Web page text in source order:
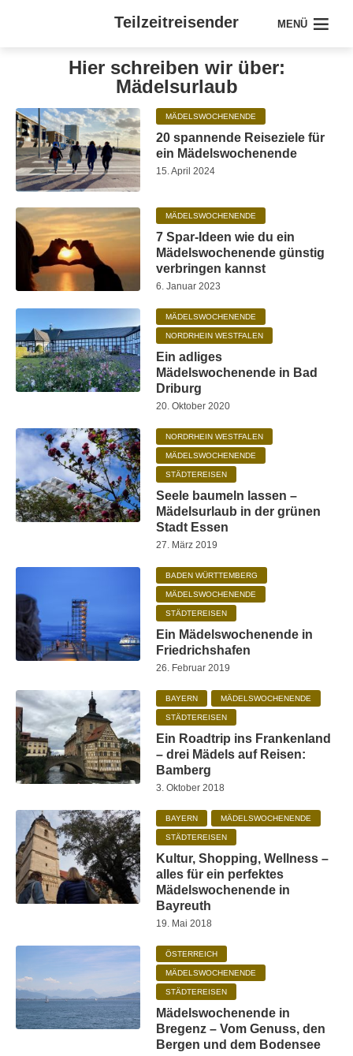
Teilzeitreisender MENÜ
Hier schreiben wir über:
Mädelsurlaub
MÄDELSWOCHENENDE
20 spannende Reiseziele für
ein Mädelswochenende
15. April 2024
MÄDELSWOCHENENDE
7 Spar-Ideen wie du ein
Mädelswochenende günstig
verbringen kannst
6. Januar 2023
MÄDELSWOCHENENDE
NORDRHEIN WESTFALEN
Ein adliges
Mädelswochenende in Bad
Driburg
20. Oktober 2020
NORDRHEIN WESTFALEN
MÄDELSWOCHENENDE
STÄDTEREISEN
Seele baumeln lassen –
Mädelsurlaub in der grünen
Stadt Essen
27. März 2019
BADEN WÜRTTEMBERG
MÄDELSWOCHENENDE
STÄDTEREISEN
Ein Mädelswochenende in
Friedrichshafen
26. Februar 2019
BAYERN MÄDELSWOCHENENDE
STÄDTEREISEN
Ein Roadtrip ins Frankenland
– drei Mädels auf Reisen:
Bamberg
3. Oktober 2018
BAYERN MÄDELSWOCHENENDE
STÄDTEREISEN
Kultur, Shopping, Wellness –
alles für ein perfektes
Mädelswochenende in
Bayreuth
19. Mai 2018
ÖSTERREICH
MÄDELSWOCHENENDE
STÄDTEREISEN
Mädelswochenende in
Bregenz – Vom Genuss, den
Bergen und dem Bodensee